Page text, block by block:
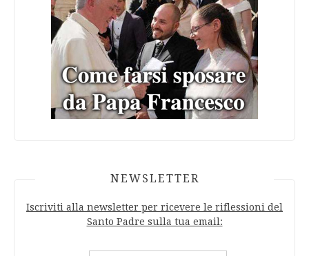
NEWSLETTER
Iscriviti alla newsletter per ricevere le riflessioni del
Santo Padre sulla tua email: